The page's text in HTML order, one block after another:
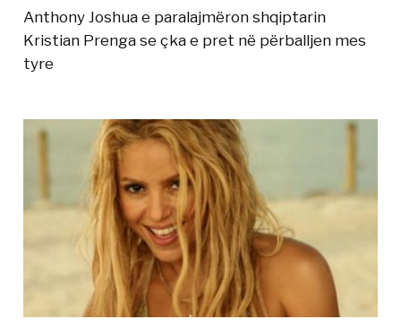
Anthony Joshua e paralajmëron shqiptarin
Kristian Prenga se çka e pret në përballjen mes
tyre